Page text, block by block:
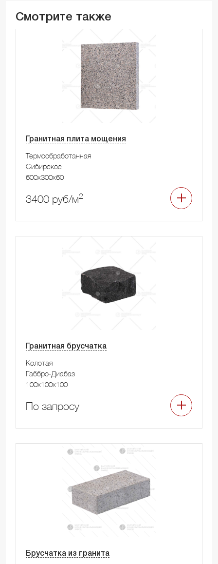
Смотрите также
Гранитная плита мощения
Термообработанная
Сибирское
600x300x60
3400 руб/м2
Гранитная брусчатка
Колотая
Габбро-Диабаз
100x100x100
По запросу
Брусчатка из гранита